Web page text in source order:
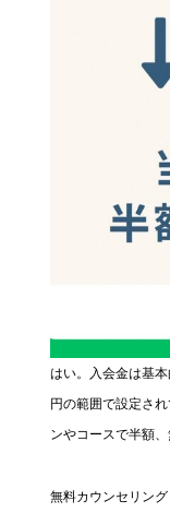
はい。入会金は基
円の範囲で設定さ
ンやコースで半額
無料カウンセリン